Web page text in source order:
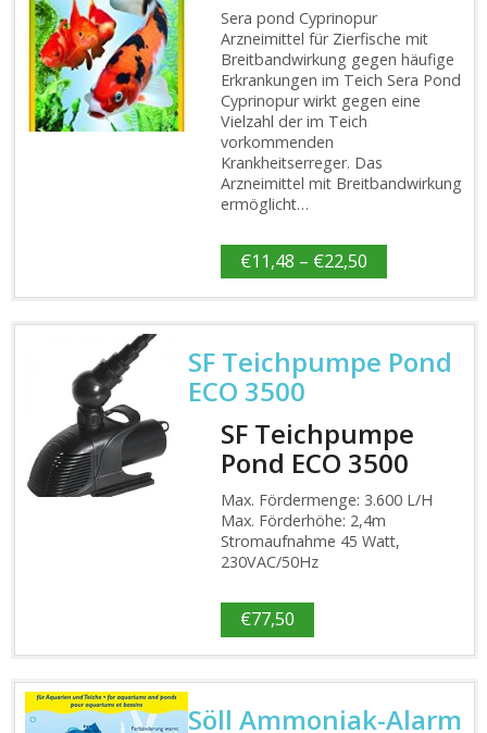
Sera pond Cyprinopur
Arzneimittel für Zierfische mit
Breitbandwirkung gegen häufige
Erkrankungen im Teich Sera Pond
Cyprinopur wirkt gegen eine
Vielzahl der im Teich
vorkommenden
Krankheitserreger. Das
Arzneimittel mit Breitbandwirkung
ermöglicht…
€11,48 – €22,50
SF Teichpumpe Pond
ECO 3500
SF Teichpumpe
Pond ECO 3500
Max. Fördermenge: 3.600 L/H
Max. Förderhöhe: 2,4m
Stromaufnahme 45 Watt,
230VAC/50Hz
€77,50
Söll Ammoniak-Alarm